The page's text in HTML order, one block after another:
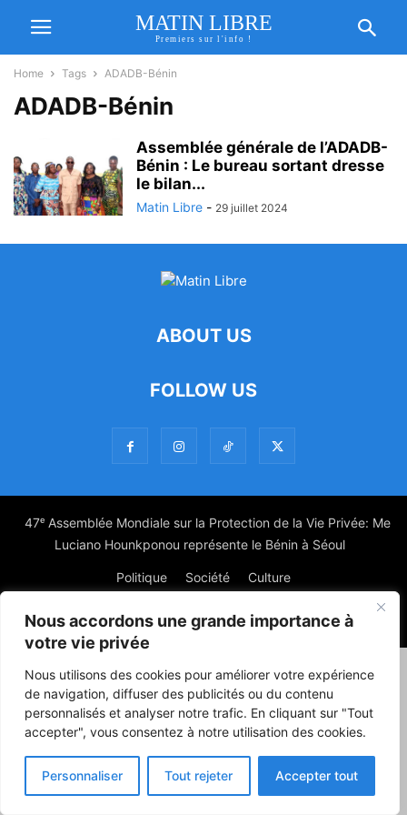
Nous accordons une grande importance à
votre vie privée
Nous utilisons des cookies pour améliorer votre expérience
de navigation, diffuser des publicités ou du contenu
personnalisés et analyser notre trafic. En cliquant sur "Tout
accepter", vous consentez à notre utilisation des cookies.
Personnaliser Tout rejeter Accepter tout
MATIN LIBRE
Premiers sur l'info !
Home Tags ADADB-Bénin
ADADB-Bénin
Assemblée générale de l’ADADB-
Bénin : Le bureau sortant dresse
le bilan...
Matin Libre - 29 juillet 2024
ABOUT US
FOLLOW US
47ᵉ Assemblée Mondiale sur la Protection de la Vie Privée: Me
Luciano Hounkponou représente le Bénin à Séoul
Politique Société Culture
© Powered by digitXplus Francophone